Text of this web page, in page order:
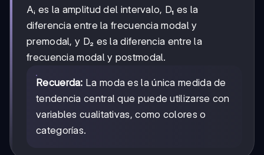
Aᵢ es la amplitud del intervalo, D₁ es la
diferencia entre la frecuencia modal y
premodal, y D₂ es la diferencia entre la
frecuencia modal y postmodal.
Recuerda: La moda es la única medida de
tendencia central que puede utilizarse con
variables cualitativas, como colores o
categorías.